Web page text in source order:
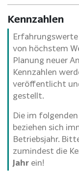
Kennzahlen
von höchstem
Planung neuer
Kennzahlen
veröffentlicht
gestellt.
Die im
beziehen sich
Betriebsjahr.
zumindest die
Jahr ein!